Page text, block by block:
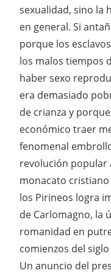
sexualidad, sino la
en general. Si
porque los
los malos tiempos
haber sexo
era demasiado
de crianza y
económico traer
fenomenal
revolución popular
monacato
los Pirineos logra
de Carlomagno, la
romanidad en
comienzos del siglo
Un anuncio del